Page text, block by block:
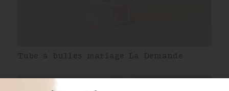
Tube à bulles mariage La Demande